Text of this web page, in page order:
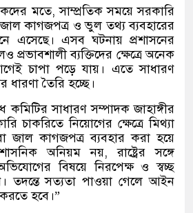
মতে, সাম্প্রতিক সময়ে সরকারি
কাগজপত্র ও ভুল তথ্য ব্যবহারের
এসেছে। এসব ঘটনায় প্রশাসনের
প্রভাবশালী ব্যক্তিদের ক্ষেত্রে অনেক
চাপা পড়ে যায়। এতে সাধারণ
ধারণা তৈরি হচ্ছে।
কমিটির সাধারণ সম্পাদক জাহাঙ্গীর
চাকরিতে নিয়োগের ক্ষেত্রে মিথ্যা
জাল কাগজপত্র ব্যবহার করা হয়ে
অনিয়ম নয়, রাষ্ট্রের সঙ্গে
বিষয়ে নিরপেক্ষ ও স্বচ্ছ
তদন্তে সত্যতা পাওয়া গেলে আইন
করতে হবে।”